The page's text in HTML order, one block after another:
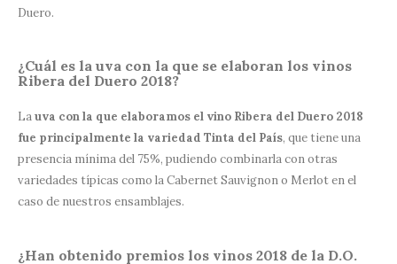
Duero.
¿Cuál es la uva con la que se elaboran los vinos
Ribera del Duero 2018?
Lauva con la que elaboramos el vino Ribera del Duero 2018
fue principalmente la variedad Tinta del País, que tiene una
presencia mínima del 75%, pudiendo combinarla con otras
variedades típicas como la Cabernet Sauvignon o Merlot en el
caso de nuestros ensamblajes.
¿Han obtenido premios los vinos 2018 de la D.O.